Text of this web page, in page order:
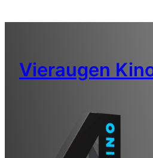
Vieraugen